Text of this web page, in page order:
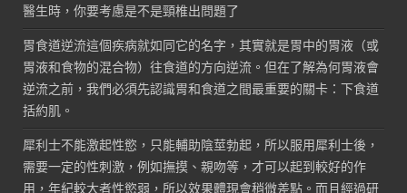
醫生時，你要考慮是不是頸椎出問題了
胃食道逆流這個疾病就如同它的名字，其實就是胃中的胃液（或
胃液和食物的混合物）往食道的方向逆流。但在了解為何胃液會
逆流之前，我們必須先認識胃和食道之間最重要的關卡：下食道
括約肌。
犀利士不能激起性慾，只能輔助陰莖勃起，所以服用犀利士後，
需要一定的性刺激，例如撫摸、親吻等，才可以起到較好的作
用，年紀較大者性慾弱，所以效果體現會稍微差點。而且經過研